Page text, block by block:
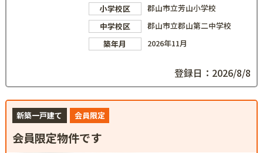
小学校区
郡山市立芳山小学校
中学校区
郡山市立郡山第二中学校
築年月
2026年11月
登録日：2026/8/8
新築一戸建て 会員限定
会員限定物件です